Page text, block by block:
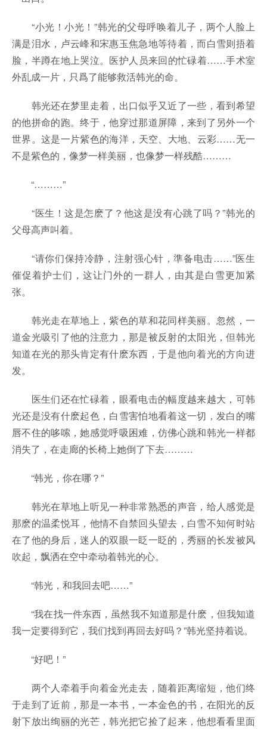
“小光！小光！”韩光的父母呼唤着儿子，两个人脸上
满是泪水，卢云峰和宋惠玉焦急地等待着，而白雪则捂着
脸，半蹲在地上哭泣。医护人员来回的忙碌着……手术室
外乱成一片，只爲了能够救活韩光的命。
韩光还在梦里走着，出口似乎又近了一些，看到希望
的他拼命的跑。终于，他穿过那道屏障，来到了另外一个
世界。这是一片紫色的海洋，天空、大地、云彩……无一
不是紫色的，像梦一样美丽，也像梦一样残酷………
“………”
“医生！这是怎麽了？他这是没有心跳了吗？”韩光的
父母高声叫着。
“请你们保持冷静，注射强心针，準备电击……”医生
催促着护士们，这让门外的一群人，由其是白雪更加紧
张。
韩光走在草地上，紫色的草和花同样美丽。忽然，一
道金光吸引了他的注意力，那是被反射的太阳光，但韩光
知道在光的那头肯定有什麽东西，于是他向着光的方向进
发。
医生们还在忙碌着，眼看电击的幅度越来越大，可韩
光还是没有什麽起色，白雪害怕地看着这一切，发白的嘴
唇不住的哆嗦，她感觉呼吸困难，仿佛心跳和韩光一样都
消失了，在走廊的长椅上她倒了下去………
“韩光，你在哪？”
韩光在草地上听见一种非常熟悉的声音，给人感觉是
那麽的温柔悦耳，他情不自禁回头望去，白雪不知何时站
在了他的身后，迷人的双眼一眨一眨的，秀丽的长发被风
吹起，飘洒在空中牵动着韩光的心。
“韩光，和我回去吧……”
“我在找一件东西，虽然我不知道那是什麽，但我知道
我一定要得到它，我们找到再回去好吗？”韩光坚持着说。
“好吧！”
两个人牵着手向着金光走去，随着距离缩短，他们终
于走到了近前，那是一本书，一本金色的书，在阳光的反
射下放出绚丽的光芒，韩光把它捡了起来，他想看看里面